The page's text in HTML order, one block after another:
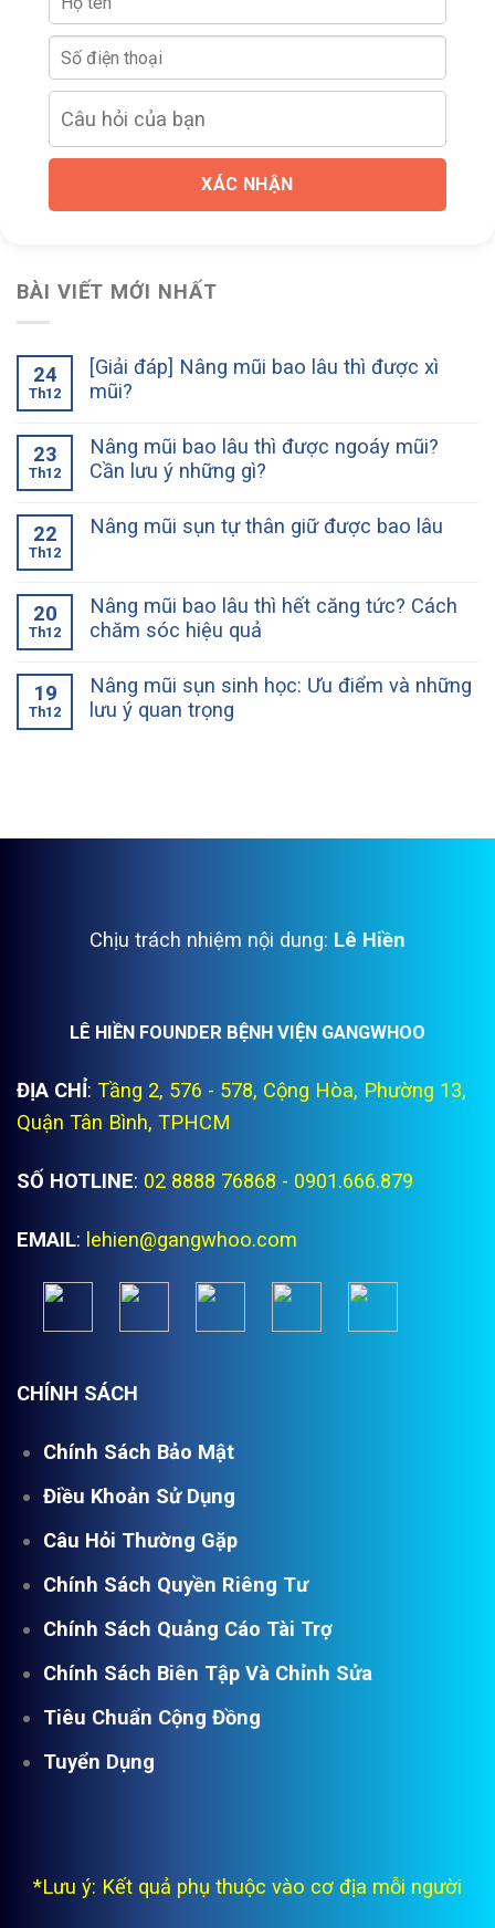
XÁC NHẬN
BÀI VIẾT MỚI NHẤT
24
Th12
[Giải đáp] Nâng mũi bao lâu thì được xì
mũi?
23
Th12
Nâng mũi bao lâu thì được ngoáy mũi?
Cần lưu ý những gì?
22
Th12
Nâng mũi sụn tự thân giữ được bao lâu
20
Th12
Nâng mũi bao lâu thì hết căng tức? Cách
chăm sóc hiệu quả
19
Th12
Nâng mũi sụn sinh học: Ưu điểm và những
lưu ý quan trọng
Chịu trách nhiệm nội dung: Lê Hiền
LÊ HIỀN FOUNDER BỆNH VIỆN GANGWHOO
ĐỊA CHỈ: Tầng 2, 576 - 578, Cộng Hòa, Phường 13,
Quận Tân Bình, TPHCM
SỐ HOTLINE: 02 8888 76868 - 0901.666.879
EMAIL: lehien@gangwhoo.com
CHÍNH SÁCH
Chính Sách Bảo Mật
Điều Khoản Sử Dụng
Câu Hỏi Thường Gặp
Chính Sách Quyền Riêng Tư
Chính Sách Quảng Cáo Tài Trợ
Chính Sách Biên Tập Và Chỉnh Sửa
Tiêu Chuẩn Cộng Đồng
Tuyển Dụng
*Lưu ý: Kết quả phụ thuộc vào cơ địa mỗi người